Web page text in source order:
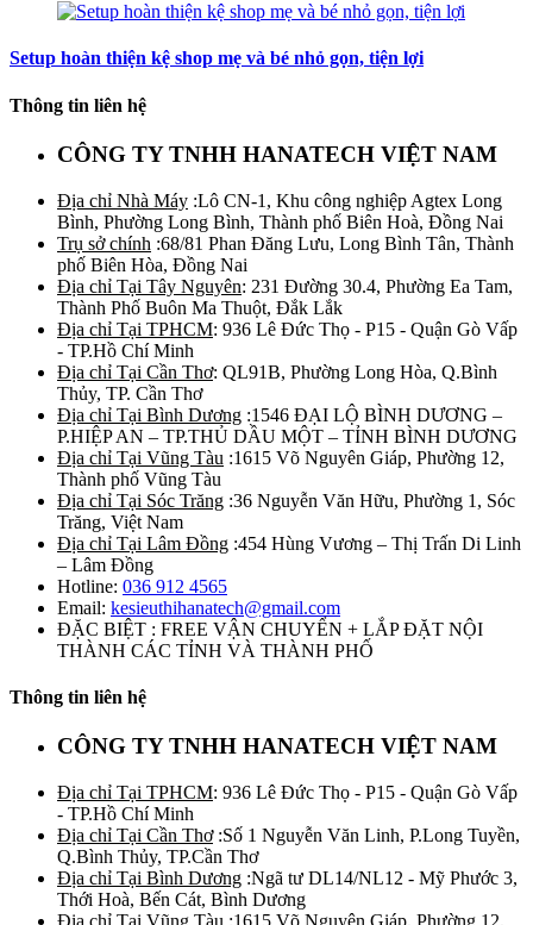
Setup hoàn thiện kệ shop mẹ và bé nhỏ gọn, tiện lợi
Thông tin liên hệ
CÔNG TY TNHH HANATECH VIỆT NAM
Địa chỉ Nhà Máy :Lô CN-1, Khu công nghiệp Agtex Long
Bình, Phường Long Bình, Thành phố Biên Hoà, Đồng Nai
Trụ sở chính :68/81 Phan Đăng Lưu, Long Bình Tân, Thành
phố Biên Hòa, Đồng Nai
Địa chỉ Tại Tây Nguyên: 231 Đường 30.4, Phường Ea Tam,
Thành Phố Buôn Ma Thuột, Đắk Lắk
Địa chỉ Tại TPHCM: 936 Lê Đức Thọ - P15 - Quận Gò Vấp
- TP.Hồ Chí Minh
Địa chỉ Tại Cần Thơ: QL91B, Phường Long Hòa, Q.Bình
Thủy, TP. Cần Thơ
Địa chỉ Tại Bình Dương :1546 ĐẠI LỘ BÌNH DƯƠNG –
P.HIỆP AN – TP.THỦ DẦU MỘT – TỈNH BÌNH DƯƠNG
Địa chỉ Tại Vũng Tàu :1615 Võ Nguyên Giáp, Phường 12,
Thành phố Vũng Tàu
Địa chỉ Tại Sóc Trăng :36 Nguyễn Văn Hữu, Phường 1, Sóc
Trăng, Việt Nam
Địa chỉ Tại Lâm Đồng :454 Hùng Vương – Thị Trấn Di Linh
– Lâm Đồng
Hotline: 036 912 4565
Email: kesieuthihanatech@gmail.com
ĐẶC BIỆT : FREE VẬN CHUYỂN + LẮP ĐẶT NỘI
THÀNH CÁC TỈNH VÀ THÀNH PHỐ
Thông tin liên hệ
CÔNG TY TNHH HANATECH VIỆT NAM
Địa chỉ Tại TPHCM: 936 Lê Đức Thọ - P15 - Quận Gò Vấp
- TP.Hồ Chí Minh
Địa chỉ Tại Cần Thơ:Số 1 Nguyễn Văn Linh, P.Long Tuyền,
Q.Bình Thủy, TP.Cần Thơ
Địa chỉ Tại Bình Dương :Ngã tư DL14/NL12 - Mỹ Phước 3,
Thới Hoà, Bến Cát, Bình Dương
Địa chỉ Tại Vũng Tàu :1615 Võ Nguyên Giáp, Phường 12,